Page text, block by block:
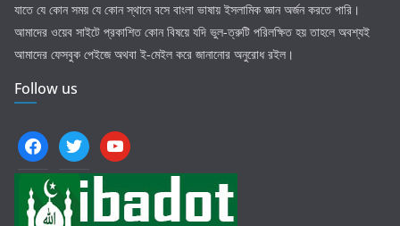
যাতে যে কোন সময় যে কোন স্থানে বসে বাংলা ভাষায় ইসলামিক জ্ঞান অর্জন করতে পারি।
আমাদের ওয়েব সাইটে প্রকাশিত কোন বিষয়ে যদি ভুল-ত্রুটি পরিলক্ষিত হয় তাহলে অবশ্যই
আমাদের ফেসবুক পেইজে অথবা ই-মেইল করে জানানোর অনুরোধ রইল।
Follow us
facebooktwitter youtube